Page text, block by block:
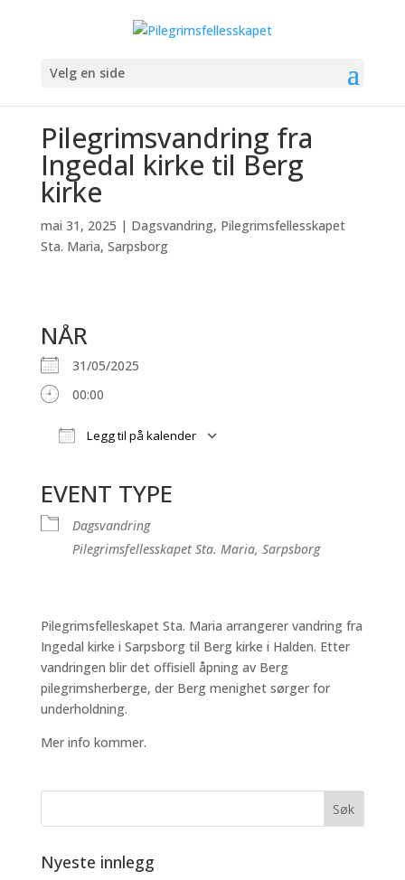
Velg en side
Pilegrimsvandring fra
Ingedal kirke til Berg
kirke
mai 31, 2025 | Dagsvandring, Pilegrimsfellesskapet
Sta. Maria, Sarpsborg
NÅR
31/05/2025
00:00
Legg til på kalender
EVENT TYPE
Dagsvandring
Pilegrimsfellesskapet Sta. Maria, Sarpsborg
Pilegrimsfelleskapet Sta. Maria arrangerer vandring fra
Ingedal kirke i Sarpsborg til Berg kirke i Halden. Etter
vandringen blir det offisiell åpning av Berg
pilegrimsherberge, der Berg menighet sørger for
underholdning.
Mer info kommer.
Nyeste innlegg